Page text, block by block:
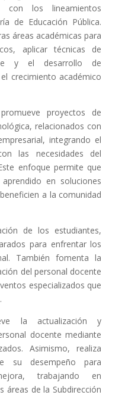
con los lineamientos
de Educación Pública.
áreas académicas para
aplicar técnicas de
y el desarrollo de
crecimiento académico
proyectos de
relacionados con
integrando el
las necesidades del
enfoque permite que
en soluciones
a la comunidad
de los estudiantes,
para enfrentar los
También fomenta la
del personal docente
especializados que
la actualización y
docente mediante
Asimismo, realiza
su desempeño para
trabajando en
áreas de la Subdirección